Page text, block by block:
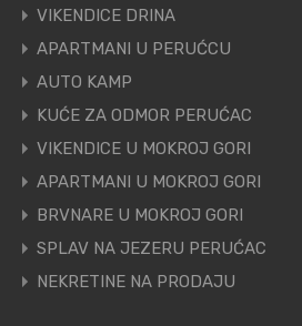
VIKENDICE DRINA
APARTMANI U PERUĆCU
AUTO KAMP
KUĆE ZA ODMOR PERUĆAC
VIKENDICE U MOKROJ GORI
APARTMANI U MOKROJ GORI
BRVNARE U MOKROJ GORI
SPLAV NA JEZERU PERUĆAC
NEKRETINE NA PRODAJU